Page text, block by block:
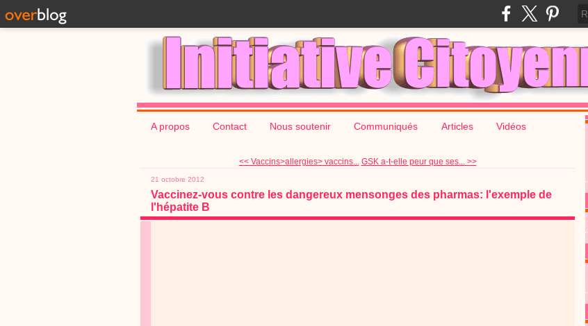
A propos Contact Nous soutenir Communiqués Articles Vidéos
<< Vaccins>allergies> vaccins... GSK a-t-elle peur que ses... >>
21 octobre 2012
Vaccinez-vous contre les dangereux mensonges des pharmas: l'exemple de
l'hépatite B